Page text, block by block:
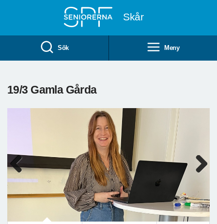
Skår
Sök Meny
19/3 Gamla Gårda